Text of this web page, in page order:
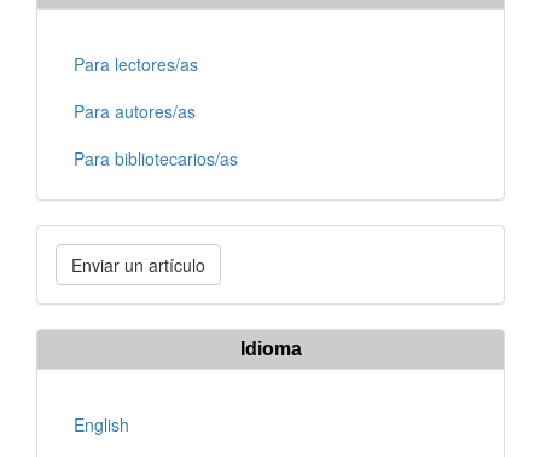
Para lectores/as
Para autores/as
Para bibliotecarios/as
Enviar
un
artículo
Enviar un artículo
Idioma
English